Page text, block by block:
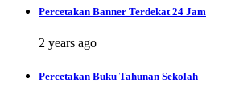
Percetakan Banner Terdekat 24 Jam
2 years ago
Percetakan Buku Tahunan Sekolah